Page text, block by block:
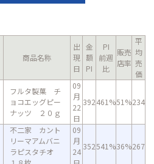
商品名称
出
現
日
金
額
PI
PI
前週
比
販売
店率
平
均
売
価
フルタ製菓 チ
ョコエッグピー
ナッツ ２０ｇ
09
月
22
日
392461%51%234
不二家 カント
リーマアムバニ
ラピスタチオ
09
月
24
352541%36%267